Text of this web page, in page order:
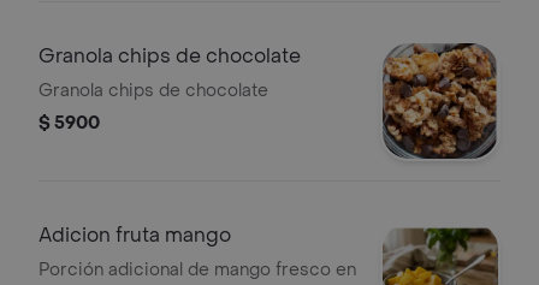
Granola chips de chocolate
Granola chips de chocolate
$ 5900
Adicion fruta mango
Porción adicional de mango fresco en